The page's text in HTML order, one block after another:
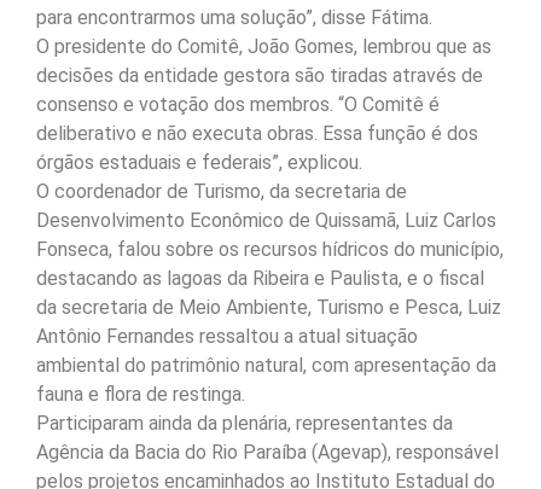
para encontrarmos uma solução”, disse Fátima.
O presidente do Comitê, João Gomes, lembrou que as
decisões da entidade gestora são tiradas através de
consenso e votação dos membros. “O Comitê é
deliberativo e não executa obras. Essa função é dos
órgãos estaduais e federais”, explicou.
O coordenador de Turismo, da secretaria de
Desenvolvimento Econômico de Quissamã, Luiz Carlos
Fonseca, falou sobre os recursos hídricos do município,
destacando as lagoas da Ribeira e Paulista, e o fiscal
da secretaria de Meio Ambiente, Turismo e Pesca, Luiz
Antônio Fernandes ressaltou a atual situação
ambiental do patrimônio natural, com apresentação da
fauna e flora de restinga.
Participaram ainda da plenária, representantes da
Agência da Bacia do Rio Paraíba (Agevap), responsável
pelos projetos encaminhados ao Instituto Estadual do